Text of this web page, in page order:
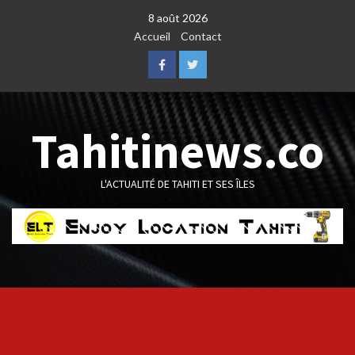
8 août 2026
Accueil
Contact
FacebookTwitter
Tahitinews.co
L'ACTUALITÉ DE TAHITI ET SES ÎLES